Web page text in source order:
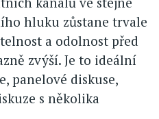
hluku zůstane trvale
a odolnost před
zvýší. Je to ideální
panelové diskuse,
s několika